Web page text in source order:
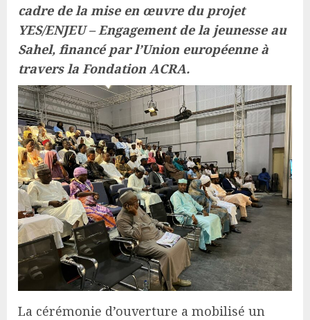
cadre de la mise en œuvre du projet
YES/ENJEU – Engagement de la jeunesse au
Sahel, financé par l’Union européenne à
travers la Fondation ACRA.
La cérémonie d’ouverture a mobilisé un